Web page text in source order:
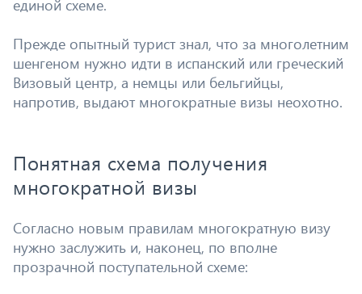
единой схеме.
Прежде опытный турист знал, что за многолетним
шенгеном нужно идти в испанский или греческий
Визовый центр, а немцы или бельгийцы,
напротив, выдают многократные визы неохотно.
Понятная схема получения
многократной визы
Согласно новым правилам многократную визу
нужно заслужить и, наконец, по вполне
прозрачной поступательной схеме: